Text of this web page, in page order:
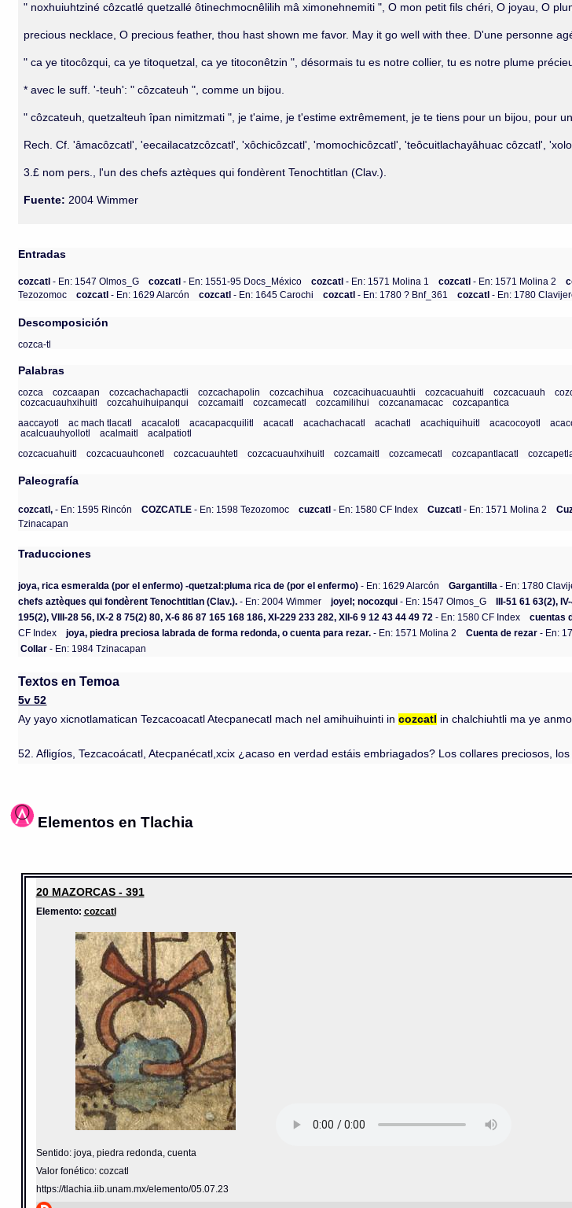
" noxhuiuhtziné côzcatlé quetzallé ôtinechmocnêlilih mâ ximonehnemiti ", O mon petit fils chéri, O joyau, O
precious necklace, O precious feather, thou hast shown me favor. May it go well with thee. D'une personne
" ca ye titocôzqui, ca ye titoquetzal, ca ye titoconêtzin ", désormais tu es notre collier, tu es notre plume
* avec le suff. '-teuh': " côzcateuh ", comme un bijou.
" côzcateuh, quetzalteuh îpan nimitzmati ", je t'aime, je t'estime extrêmement, je te tiens pour un bijou, pour
Rech. Cf. 'âmacôzcatl', 'eecailacatzcôzcatl', 'xôchicôzcatl', 'momochicôzcatl', 'teôcuitlachayâhuac côzcatl',
3.£ nom pers., l'un des chefs aztèques qui fondèrent Tenochtitlan (Clav.).
Fuente: 2004 Wimmer
Entradas
cozcatl- En: 1547 Olmos_G cozcatl- En: 1551-95 Docs_México cozcatl- En: 1571 Molina 1 cozcatl- En: 1571 Molina 2
Tezozomoc
cozcatl- En: 1629 Alarcón cozcatl- En: 1645 Carochi cozcatl- En: 1780 ? Bnf_361 cozcatl- En: 1780
Descomposición
cozca-tl
Palabras
cozca cozcaapan cozcachachapactli cozcachapolin cozcachihua cozcacihuacuauhtli cozcacuahuitl cozcacuauh
cozcacuauhxihuitl
cozcahuihuipanqui cozcamaitl cozcamecatl cozcamilihui cozcanamacac
cozcapantica
aaccayotl
ac mach tlacatl acacalotl acacapacquilitl acacatl acachachacatl acachatl acachiquihuitl acacocoyotl
acalcuauhyollotl
acalmaitl
acalpatiotl
cozcacuahuitl
cozcacuauhconetl cozcacuauhtetl cozcacuauhxihuitl cozcamaitl cozcamecatl cozcapantlacatl
Paleografía
cozcatl, - En: 1595 Rincón COZCATLE - En: 1598 Tezozomoc cuzcatl - En: 1580 CF Index Cuzcatl - En: 1571 Molina 2
Tzinacapan
Traducciones
joya, rica esmeralda (por el enfermo) -quetzal:pluma rica de (por el enfermo) - En: 1629 Alarcón Gargantilla - En: 1780
chefs aztèques qui fondèrent Tenochtitlan (Clav.). - En: 2004 Wimmer joyel; nocozqui - En: 1547 Olmos_G
III-51 61 63(2),
195(2), VIII-28 56, IX-2 8 75(2) 80, X-6 86 87 165 168 186, XI-229 233 282, XII-6 9 12 43 44 49 72 - En: 1580 CF Index cuentas
CF Index
joya, piedra preciosa labrada de forma redonda, o cuenta para rezar. - En: 1571 Molina 2 Cuenta de rezar - En:
Collar - En: 1984 Tzinacapan
Textos en Temoa
5v 52
Ay yayo xicnotlamatican Tezcacoacatl Atecpanecatl mach nel amihuihuinti incozcatl in chalchiuhtli ma ye
52. Afligíos, Tezcacoácatl, Atecpanécatl,xcix ¿acaso en verdad estáis embriagados? Los collares preciosos,
Elementos en Tlachia
20 MAZORCAS - 391
Elemento: cozcatl
Sentido: joya, piedra redonda, cuenta
Valor fonético: cozcatl
https://tlachia.iib.unam.mx/elemento/05.07.23